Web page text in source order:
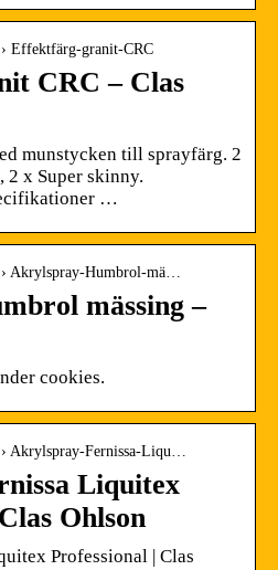
Effektfärg-granit-CRC
CRC – Clas
munstycken till sprayfärg. 2
2 x Super skinny.
…
Akrylspray-Humbrol-mä…
mässing –
cookies.
Akrylspray-Fernissa-Liqu…
Liquitex
Ohlson
Professional | Clas